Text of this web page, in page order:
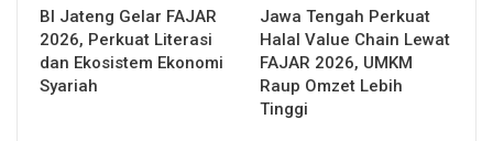
BI Jateng Gelar FAJAR
2026, Perkuat Literasi
dan Ekosistem Ekonomi
Syariah
Jawa Tengah Perkuat
Halal Value Chain Lewat
FAJAR 2026, UMKM
Raup Omzet Lebih
Tinggi